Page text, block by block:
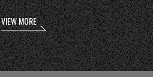
VIEW MORE